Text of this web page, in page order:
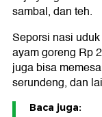
sambal, dan teh.
Seporsi nasi
ayam goreng Rp
juga bisa
serundeng, dan
Baca juga: